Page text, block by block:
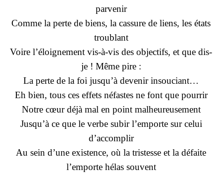
parvenir
Comme la perte de biens, la cassure de liens, les états
troublant
Voire l’éloignement vis-à-vis des objectifs, et que dis-
je ! Même pire :
La perte de la foi jusqu’à devenir insouciant…
Eh bien, tous ces effets néfastes ne font que pourrir
Notre cœur déjà mal en point malheureusement
Jusqu’à ce que le verbe subir l’emporte sur celui
d’accomplir
Au sein d’une existence, où la tristesse et la défaite
l’emporte hélas souvent